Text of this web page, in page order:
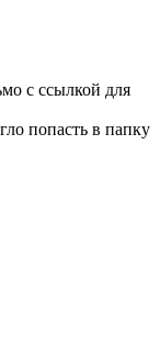
с ссылкой для
попасть в папку